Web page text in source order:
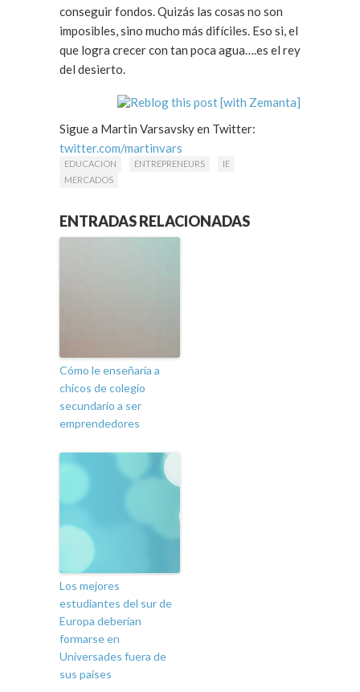
conseguir fondos. Quizás las cosas no son
imposibles, sino mucho más difíciles. Eso si, el
que logra crecer con tan poca agua….es el rey
del desierto.
Sigue a Martin Varsavsky en Twitter:
twitter.com/martinvars
EDUCACION ENTREPRENEURS
IE
MERCADOS
ENTRADAS RELACIONADAS
Cómo le enseñaría a
chicos de colegio
secundario a ser
emprendedores
Los mejores
estudiantes del sur de
Europa deberían
formarse en
Universades fuera de
sus países